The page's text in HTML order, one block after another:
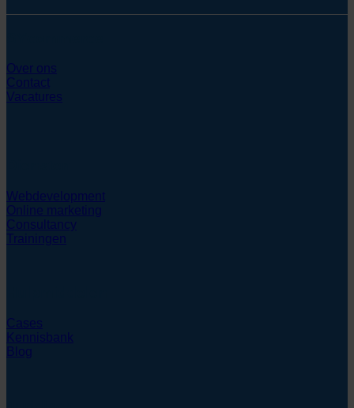
Over ons
Contact
Vacatures
Webdevelopment
Online marketing
Consultancy
Trainingen
Cases
Kennisbank
Blog